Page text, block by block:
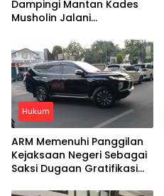
Dampingi Mantan Kades
Musholin Jalani
Sidoarjo
Hukum
ARM Memenuhi Panggilan
Kejaksaan Negeri Sebagai
Saksi Dugaan Gratifikasi